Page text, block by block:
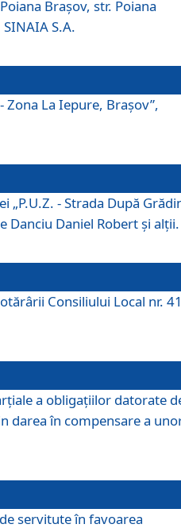
Braşov, str. Poiana
S.A.
Zona La Iepure, Braşov”,
„P.U.Z. - Strada După
Danciu Daniel Robert şi alţii.
Consiliului Local nr.
a obligaţiilor datorate
darea în compensare a
servitute în favoarea